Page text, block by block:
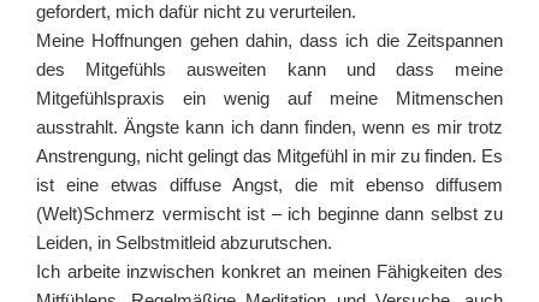
gefordert, mich dafür nicht zu verurteilen.
Meine Hoffnungen gehen dahin, dass ich die Zeitspannen
des Mitgefühls ausweiten kann und dass meine
Mitgefühlspraxis ein wenig auf meine Mitmenschen
ausstrahlt. Ängste kann ich dann finden, wenn es mir trotz
Anstrengung, nicht gelingt das Mitgefühl in mir zu finden. Es
ist eine etwas diffuse Angst, die mit ebenso diffusem
(Welt)Schmerz vermischt ist – ich beginne dann selbst zu
Leiden, in Selbstmitleid abzurutschen.
Ich arbeite inzwischen konkret an meinen Fähigkeiten des